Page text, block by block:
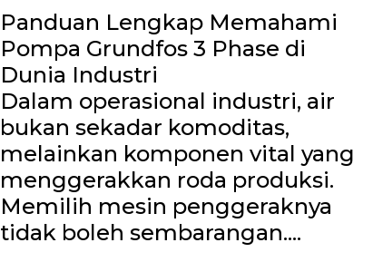
Panduan Lengkap Memahami
Pompa Grundfos 3 Phase di
Dunia Industri
Dalam operasional industri, air
bukan sekadar komoditas,
melainkan komponen vital yang
menggerakkan roda produksi.
Memilih mesin penggeraknya
tidak boleh sembarangan....